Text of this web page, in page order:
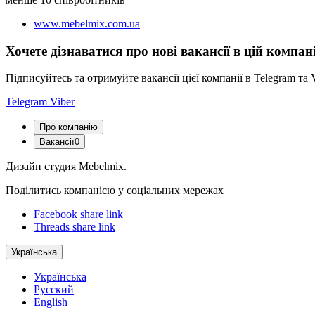
www.mebelmix.com.ua
Хочете дізнаватися про нові вакансії в цій
Підписуйтесь та отримуйте вакансії цієї компанії в Telegram та
Telegram Viber
Про компанію
Вакансії0
Дизайн студия Mebelmix.
Поділитись компанією у соціальних мережах
Facebook share link
Threads share link
Українська
Українська
Русский
English